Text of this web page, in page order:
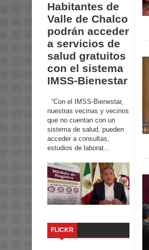
Habitantes de
Valle de Chalco
podrán acceder
a servicios de
salud gratuitos
con el sistema
IMSS-Bienestar
“Con el IMSS-Bienestar,
nuestras vecinas y vecinos
que no cuentan con un
sistema de salud, pueden
acceder a consultas,
estudios de laborat...
FLICKR